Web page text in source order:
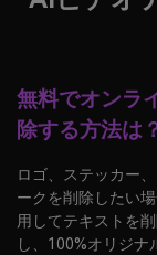
無料でオンラ
除する方法は
ロゴ、ステッカー
ークを削除したい
用してテキストを
し、100%オリジナ